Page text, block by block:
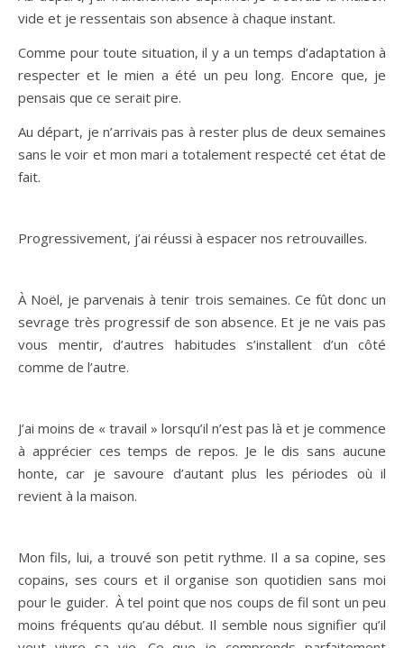
vide et je ressentais son absence à chaque instant.
Comme pour toute situation, il y a un temps d’adaptation à
respecter et le mien a été un peu long. Encore que, je
pensais que ce serait pire.
Au départ, je n’arrivais pas à rester plus de deux semaines
sans le voir et mon mari a totalement respecté cet état de
fait.
Progressivement, j’ai réussi à espacer nos retrouvailles.
À Noël, je parvenais à tenir trois semaines. Ce fût donc un
sevrage très progressif de son absence. Et je ne vais pas
vous mentir, d’autres habitudes s’installent d’un côté
comme de l’autre.
J’ai moins de « travail » lorsqu’il n’est pas là et je commence
à apprécier ces temps de repos. Je le dis sans aucune
honte, car je savoure d’autant plus les périodes où il
revient à la maison.
Mon fils, lui, a trouvé son petit rythme. Il a sa copine, ses
copains, ses cours et il organise son quotidien sans moi
pour le guider. À tel point que nos coups de fil sont un peu
moins fréquents qu’au début. Il semble nous signifier qu’il